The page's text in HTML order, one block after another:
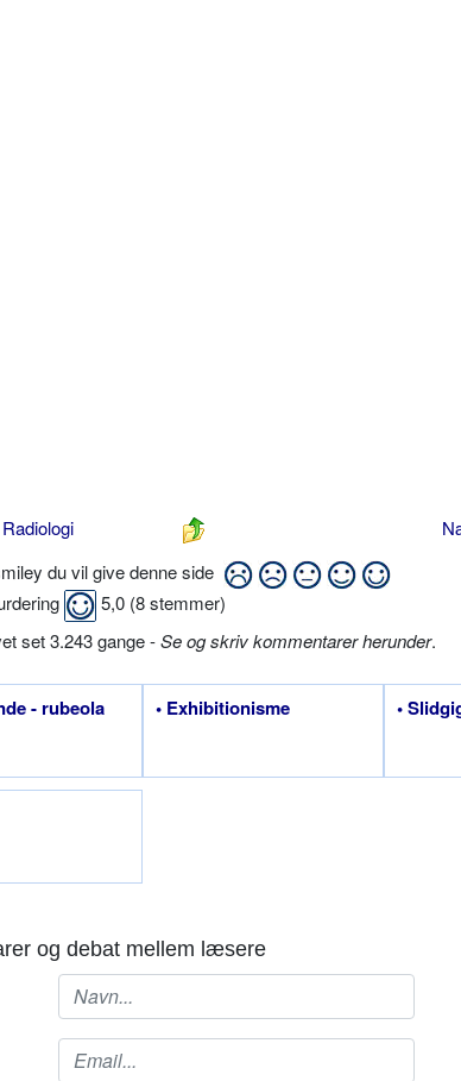
du vil give denne side
5,0 (8stemmer)
set 3.243 gange -Se og skriv kommentarer herunder.
- rubeola • Exhibitionisme •
og debat mellem læsere